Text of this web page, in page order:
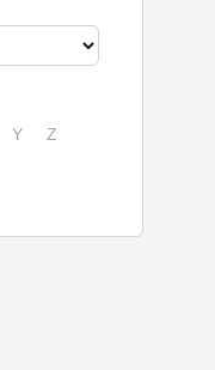
Y Z